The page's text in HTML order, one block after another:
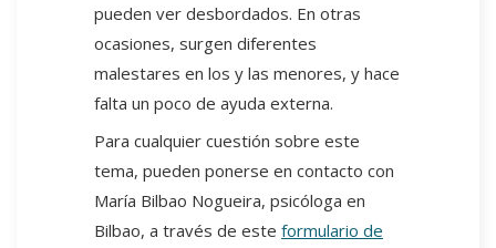
pueden ver desbordados. En otras
ocasiones, surgen diferentes
malestares en los y las menores, y hace
falta un poco de ayuda externa.
Para cualquier cuestión sobre este
tema, pueden ponerse en contacto con
María Bilbao Nogueira, psicóloga en
Bilbao, a través de este formulario de